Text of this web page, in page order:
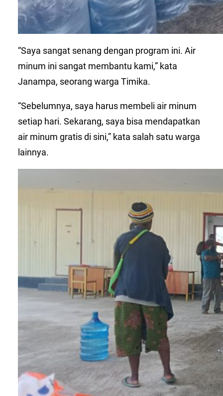
“Saya sangat senang dengan program ini. Air
minum ini sangat membantu kami,” kata
Janampa, seorang warga Timika.
“Sebelumnya, saya harus membeli air minum
setiap hari. Sekarang, saya bisa mendapatkan
air minum gratis di sini,” kata salah satu warga
lainnya.